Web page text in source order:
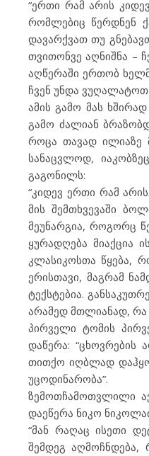
“ერთი რამ არის
რომლებიც წერდნენ
დავარქვათ თუ
თვითონვე აღნიშნა –
აღწერაში ერთობ
ჩვენ უნდა ვუღალატოთ
ამის გამო მას
გამო ძალიან
როცა თავად ილიაზე
სანაცვლოდ,
გაგონილს:
“კიდევ ერთი რამ
მის შემთხვევაში
მეუნარგია, როგორც
ყურადღება მიაქცია
კლასიკოსთა წყება,
ერისთავი, მაგრამ
ტექსტებია.
არამედ მთლიანად,
პირველი ტომის
დაწერა:
თითქო იღბლად
უცოდინარობა”.
ზემოთჩამოთვლილი
დაეწერა ნიკო
“მან რაღაც ისეთი
შემდეგ აღმოჩნდება,